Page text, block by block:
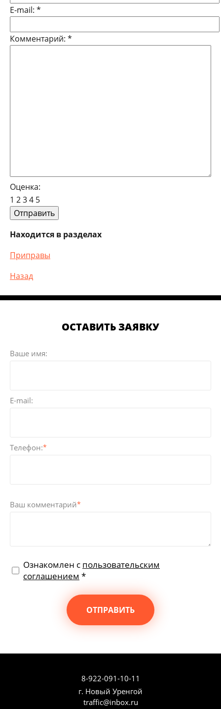
E-mail: *
Комментарий: *
Оценка:
1 234 5
Находится в разделах
Приправы
Назад
ОСТАВИТЬ ЗАЯВКУ
Ваше имя:
E-mail:
Телефон:*
Ваш комментарий*
Ознакомлен с пользовательским
соглашением *
ОТПРАВИТЬ
8-922-091-10-11
г. Новый Уренгой
traffic@inbox.ru